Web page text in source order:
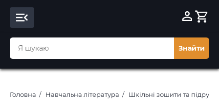
Знайти
Головна Навчальна література Шкільні зошити та